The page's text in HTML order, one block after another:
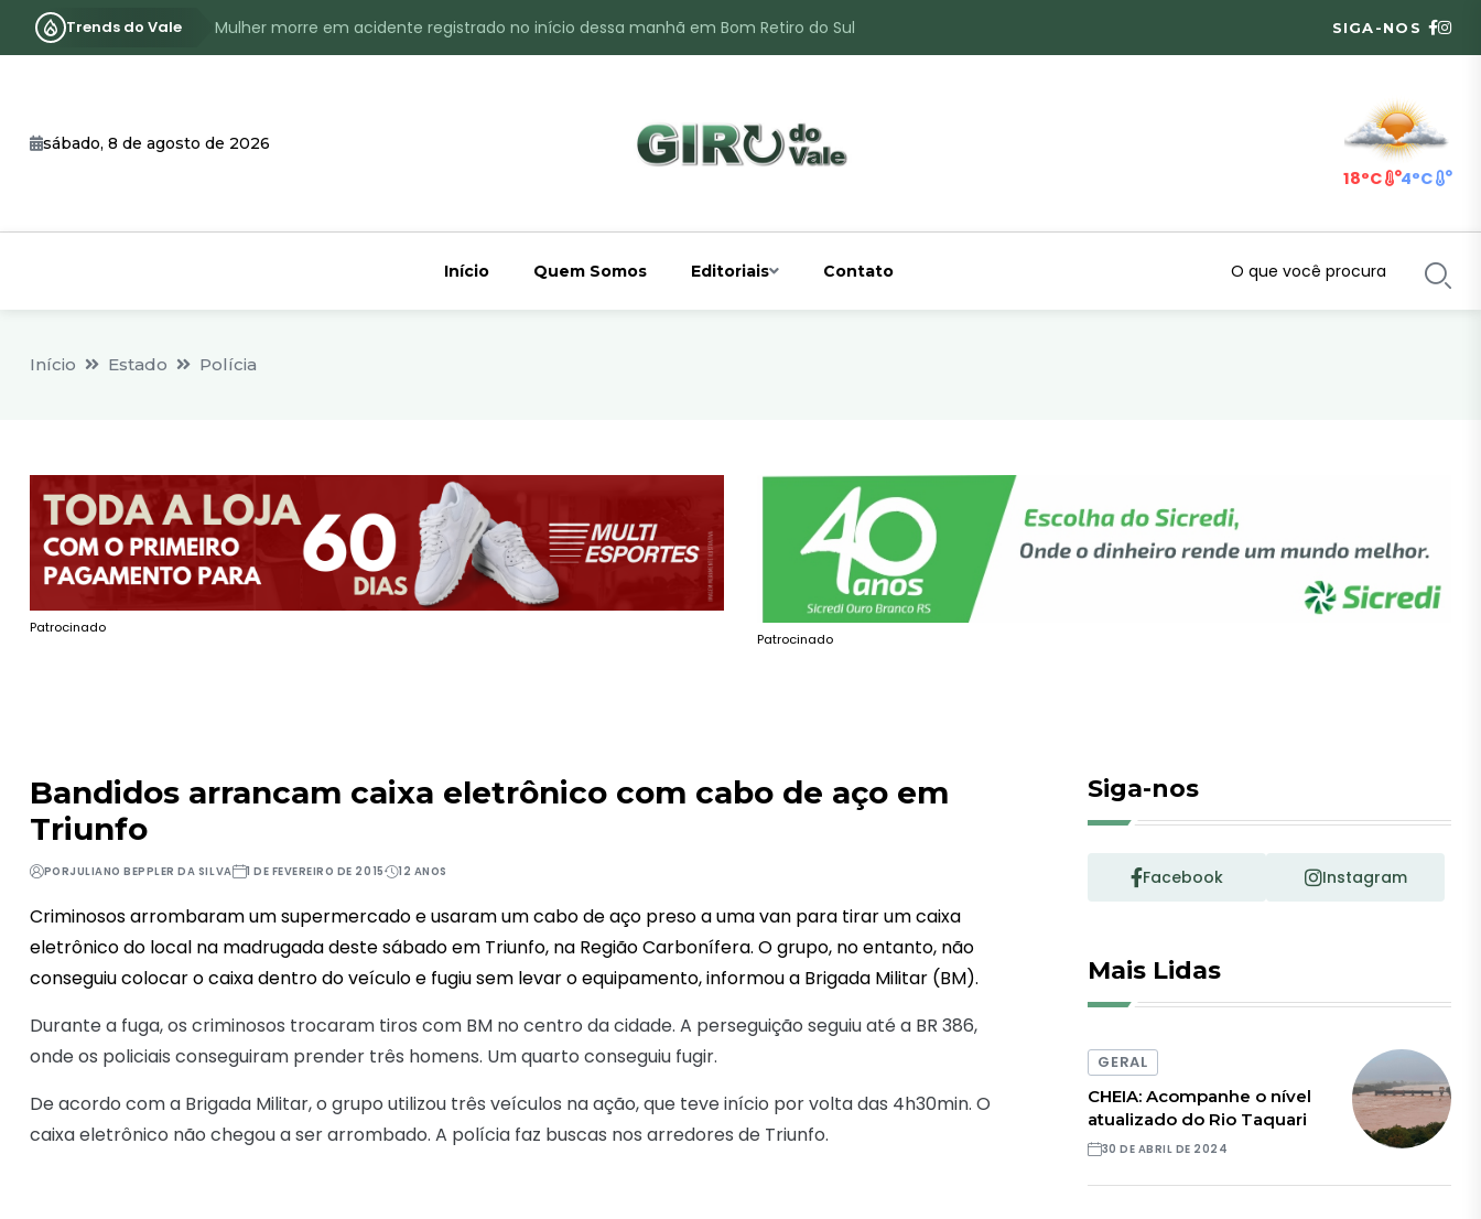
Trends do Vale
Mulher morre em acidente registrado no início dessa manhã em Bom Retiro do Sul
Identificado o jovem assassinado no interior de Bom Retiro do Sul
SIGA-NOS
sábado, 8 de agosto de 2026
18°C 4°C
Início Quem Somos Editoriais Contato
Início Estado Polícia
Patrocinado
Patrocinado
Bandidos arrancam caixa eletrônico com cabo de aço em
Triunfo
PORJULIANO BEPPLER DA SILVA 1 DE FEVEREIRO DE 2015 12 ANOS
Criminosos arrombaram um supermercado e usaram um cabo de aço preso a uma van para tirar um caixa
eletrônico do local na madrugada deste sábado em Triunfo, na Região Carbonífera. O grupo, no entanto, não
conseguiu colocar o caixa dentro do veículo e fugiu sem levar o equipamento, informou a Brigada Militar (BM).
Durante a fuga, os criminosos trocaram tiros com BM no centro da cidade. A perseguição seguiu até a BR 386,
onde os policiais conseguiram prender três homens. Um quarto conseguiu fugir.
De acordo com a Brigada Militar, o grupo utilizou três veículos na ação, que teve início por volta das 4h30min. O
caixa eletrônico não chegou a ser arrombado. A polícia faz buscas nos arredores de Triunfo.
Siga-nos
Facebook Instagram
Mais Lidas
GERAL
CHEIA: Acompanhe o nível
atualizado do Rio Taquari
30 DE ABRIL DE 2024